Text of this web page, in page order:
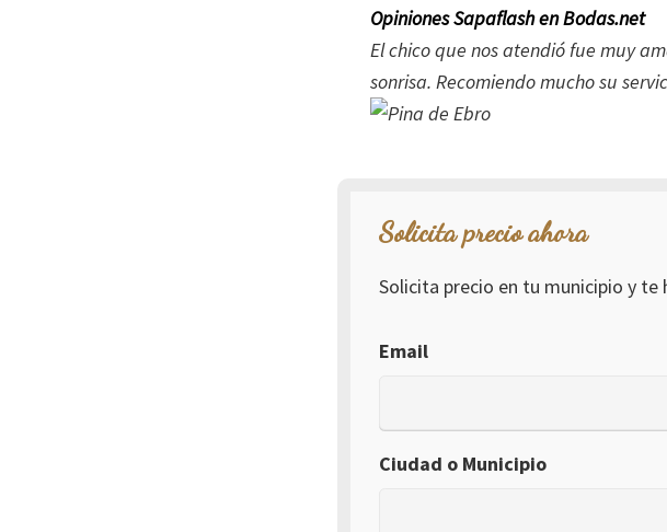
Opiniones Sapaflash en Bodas.net
El chico que nos atendió fue muy
sonrisa. Recomiendo mucho su
Solicita precio ahora
Solicita precio en tu municipio y te
Email
Ciudad o Municipio